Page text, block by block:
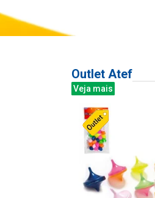
Outlet Atef
Veja mais